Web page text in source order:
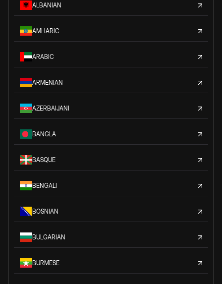
ALBANIAN
AMHARIC
ARABIC
ARMENIAN
AZERBAIJANI
BANGLA
BASQUE
BENGALI
BOSNIAN
BULGARIAN
BURMESE